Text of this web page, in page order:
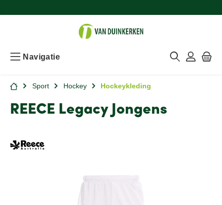
Navigatie
Sport Hockey Hockeykleding
REECE Legacy Jongens